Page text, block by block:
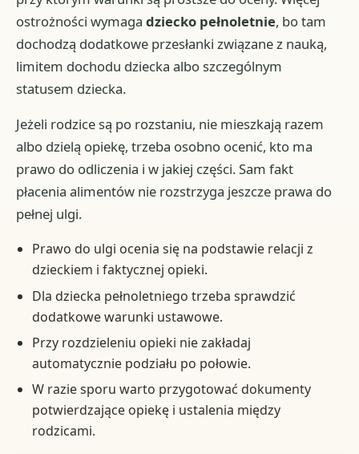
ostrożności wymagadziecko pełnoletnie, bo tam
dochodzą dodatkowe przesłanki związane z nauką,
limitem dochodu dziecka albo szczególnym
statusem dziecka.
Jeżeli rodzice są po rozstaniu, nie mieszkają razem
albo dzielą opiekę, trzeba osobno ocenić, kto ma
prawo do odliczenia i w jakiej części. Sam fakt
płacenia alimentów nie rozstrzyga jeszcze prawa do
pełnej ulgi.
Prawo do ulgi ocenia się na podstawie relacji z
dzieckiem i faktycznej opieki.
Dla dziecka pełnoletniego trzeba sprawdzić
dodatkowe warunki ustawowe.
Przy rozdzieleniu opieki nie zakładaj
automatycznie podziału po połowie.
W razie sporu warto przygotować dokumenty
potwierdzające opiekę i ustalenia między
rodzicami.